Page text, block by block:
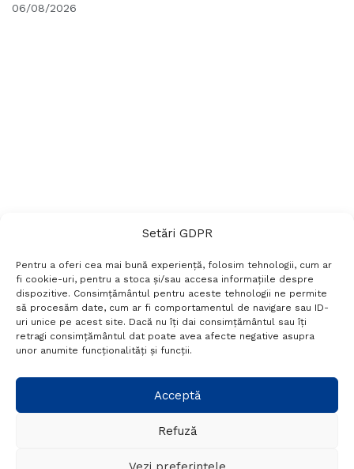
Setări GDPR
Pentru a oferi cea mai bună experiență, folosim tehnologii, cum ar
fi cookie-uri, pentru a stoca și/sau accesa informațiile despre
dispozitive. Consimțământul pentru aceste tehnologii ne permite
să procesăm date, cum ar fi comportamentul de navigare sau ID-
uri unice pe acest site. Dacă nu îți dai consimțământul sau îți
retragi consimțământul dat poate avea afecte negative asupra
unor anumite funcționalități și funcții.
Acceptă
Refuză
06/08/2026
Termeni si conditii
Politică de confidențialitate
Politica cookies
Setări GDPR
+40 788 760 194